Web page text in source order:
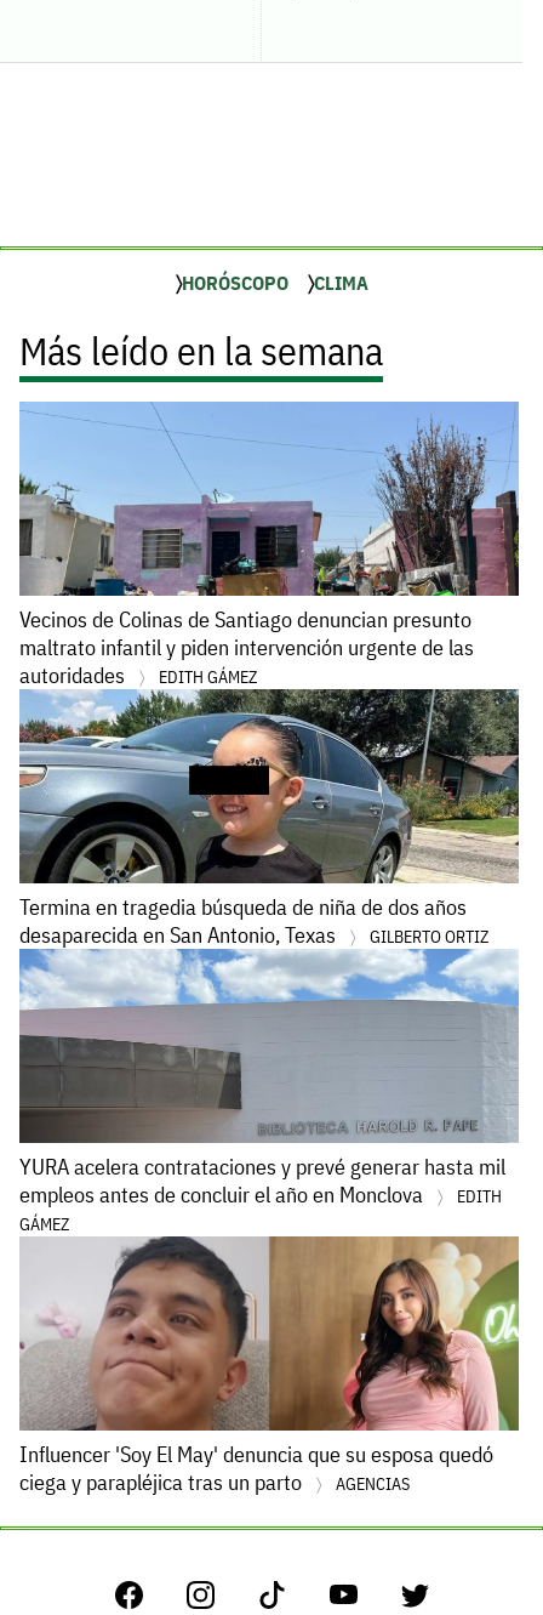
HORÓSCOPO CLIMA
Más leído en la semana
Vecinos de Colinas de Santiago denuncian presunto
maltrato infantil y piden intervención urgente de las
autoridades
EDITH GÁMEZ
Termina en tragedia búsqueda de niña de dos años
desaparecida en San Antonio, Texas
GILBERTO ORTIZ
YURA acelera contrataciones y prevé generar hasta mil
empleos antes de concluir el año en Monclova
EDITH
GÁMEZ
Influencer 'Soy El May' denuncia que su esposa quedó
ciega y parapléjica tras un parto
AGENCIAS